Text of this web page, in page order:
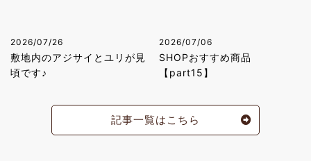
2026/07/26
敷地内のアジサイとユリが見
頃です♪
2026/07/06
SHOPおすすめ商品
【part15】
記事一覧はこちら